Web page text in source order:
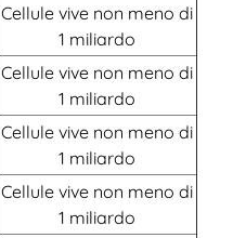
Cellule vive non meno di
1 miliardo
Cellule vive non meno di
1 miliardo
Cellule vive non meno di
1 miliardo
Cellule vive non meno di
1 miliardo